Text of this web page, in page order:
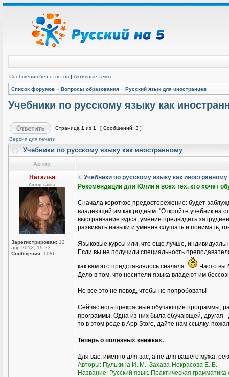
Сообщения без ответов | Активные темы
Список форумов » Вопросы образования » Русский язык для иностранцев
Учебники по русскому языку как
Страница 1 из 1
[ Сообщений: 3 ]
Версия для печати
Учебники по русскому языку как иностранному
Автор
Наталья
Автор сайта
Зарегистрирован: 12
апр 2012, 19:23
Сообщения: 1086
Учебники по русскому языку как иностранному
Рекомендации для Юлии и всех тех, кто хочет
Сначала короткое предостережение: будет
владеющий им как родным. "Откройте учебник на
выстраивание курса, умение предвидеть
развивать навыки и умения слушать и понимать,
Языковые курсы или, что еще лучше,
Если вы не получили специальность
как вам это представлялось сначала.
Часто вы
Дело в том, что носители языка владеют им
Но все это не повод, чтобы не попробовать!
Сейчас есть прекрасные обучающие программы,
программы. Одна из них была обучающей, другая -
то в этом роде в Аpp Store, дайте нам ссылку,
Теперь о полезных книжках.
Для вас, именно для вас, а не для вашего мужа,
Авторы: Пулькина И. М., Захава-Некрасова Е. Б.
Название: Русский язык. Практическая